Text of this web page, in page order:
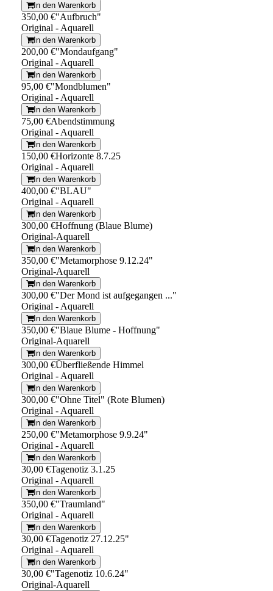
In den Warenkorb
350,00 €"Aufbruch"
Original - Aquarell
In den Warenkorb
200,00 €"Mondaufgang"
Original - Aquarell
In den Warenkorb
95,00 €"Mondblumen"
Original - Aquarell
In den Warenkorb
75,00 €Abendstimmung
Original - Aquarell
In den Warenkorb
150,00 €Horizonte 8.7.25
Original - Aquarell
In den Warenkorb
400,00 €"BLAU"
Original - Aquarell
In den Warenkorb
300,00 €Hoffnung (Blaue Blume)
Original-Aquarell
In den Warenkorb
350,00 €"Metamorphose 9.12.24"
Original-Aquarell
In den Warenkorb
300,00 €"Der Mond ist aufgegangen ..."
Original - Aquarell
In den Warenkorb
350,00 €"Blaue Blume - Hoffnung"
Original-Aquarell
In den Warenkorb
300,00 €Überfließende Himmel
Original - Aquarell
In den Warenkorb
300,00 €"Ohne Titel" (Rote Blumen)
Original - Aquarell
In den Warenkorb
250,00 €"Metamorphose 9.9.24"
Original - Aquarell
In den Warenkorb
30,00 €Tagenotiz 3.1.25
Original - Aquarell
In den Warenkorb
350,00 €"Traumland"
Original - Aquarell
In den Warenkorb
30,00 €Tagenotiz 27.12.25"
Original - Aquarell
In den Warenkorb
30,00 €"Tagenotiz 10.6.24"
Original-Aquarell